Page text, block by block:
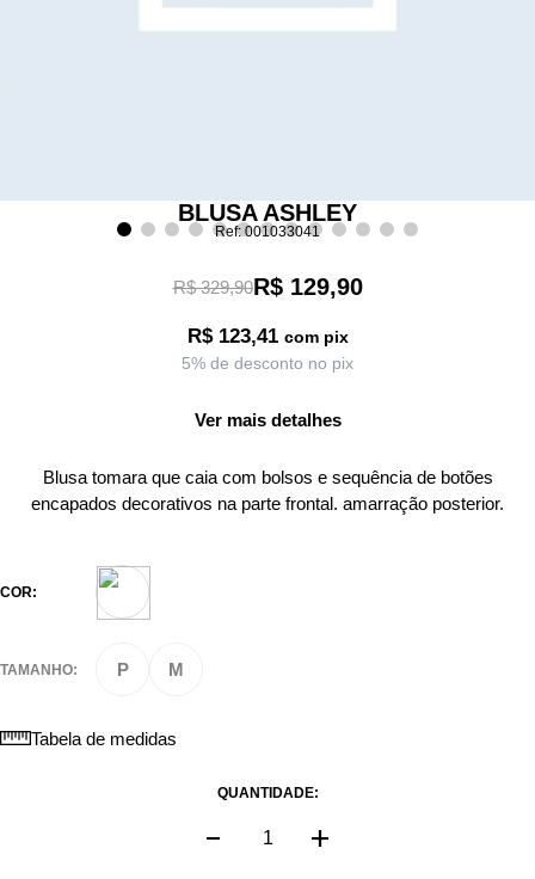
BLUSA ASHLEY
Ref: 001033041
R$ 329,90R$ 129,90
R$ 123,41 com pix
5% de desconto no pix
Ver mais detalhes
Blusa tomara que caia com bolsos e sequência de botões
encapados decorativos na parte frontal. amarração posterior.
COR:
TAMANHO: P M
Tabela de medidas
QUANTIDADE: